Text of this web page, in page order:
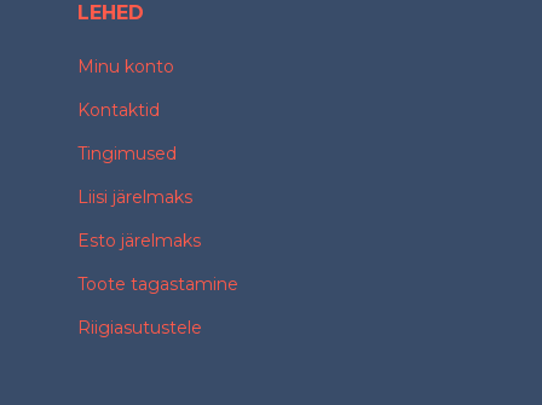
LEHED
Minu konto
Kontaktid
Tingimused
Liisi järelmaks
Esto järelmaks
Toote tagastamine
Riigiasutustele